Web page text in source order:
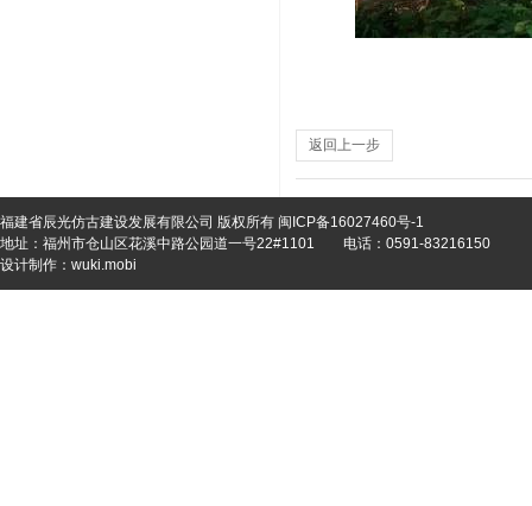
返回上一步
福建省辰光仿古建设发展有限公司 版权所有 闽ICP备16027460号-1
地址：福州市仓山区花溪中路公园道一号22#1101
电话：0591-83216150
设计制作： wuki.mobi